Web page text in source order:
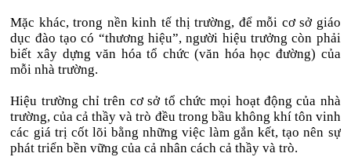
Mặc khác, trong nền kinh tế thị trường, để mỗi cơ sở giáo
dục đào tạo có “thương hiệu”, người hiệu trưởng còn phải
biết xây dựng văn hóa tổ chức (văn hóa học đường) của
mỗi nhà trường.
Hiệu trường chỉ trên cơ sở tổ chức mọi hoạt động của nhà
trường, của cả thầy và trò đều trong bầu không khí tôn vinh
các giá trị cốt lõi bằng những việc làm gắn kết, tạo nên sự
phát triển bền vững của cả nhân cách cả thầy và trò.